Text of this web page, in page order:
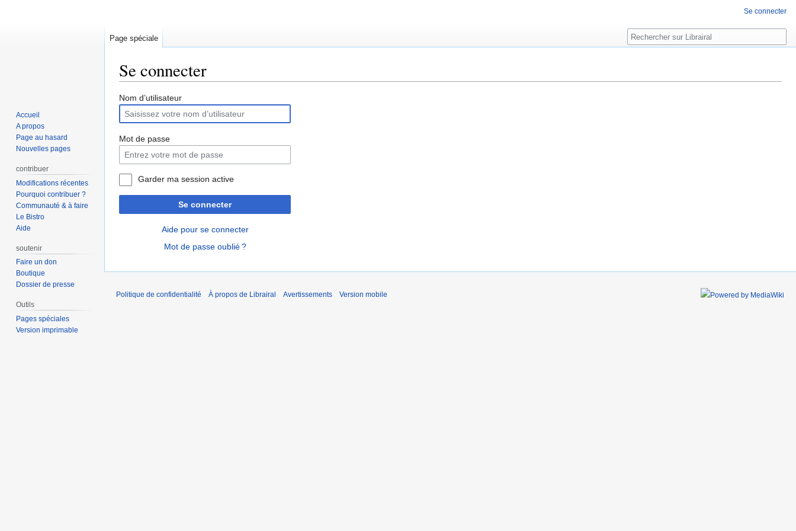
Se connecter
Aller
la
navigation
Aller
la
recherche
Nom d’utilisateur
Mot de passe
Garder ma session active
Se connecter
Aide pour se connecter
Mot de passe oublié ?
Se connecter
Page spéciale Rechercher
Accueil
A propos
Page au hasard
Nouvelles pages
contribuer
Modifications récentes
Pourquoi contribuer ?
Communauté & à faire
Le Bistro
Aide
soutenir
Faire un don
Boutique
Dossier de presse
Outils
Pages spéciales
Version imprimable
Politique de confidentialité À propos de Librairal Avertissements Version mobile